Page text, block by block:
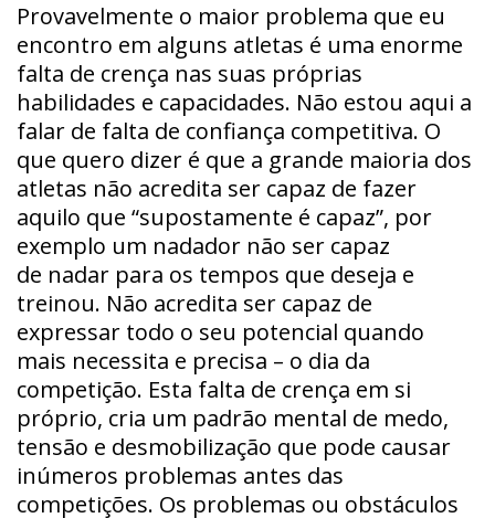
Provavelmente o maior problema que eu
encontro em alguns atletas é uma enorme
falta de crença nas suas próprias
habilidades e capacidades. Não estou aqui a
falar de falta de confiança competitiva. O
que quero dizer é que a grande maioria dos
atletas não acredita ser capaz de fazer
aquilo que “supostamente é capaz”, por
exemplo um nadador não ser capaz
de nadar para os tempos que deseja e
treinou. Não acredita ser capaz de
expressar todo o seu potencial quando
mais necessita e precisa – o dia da
competição. Esta falta de crença em si
próprio, cria um padrão mental de medo,
tensão e desmobilização que pode causar
inúmeros problemas antes das
competições. Os problemas ou obstáculos